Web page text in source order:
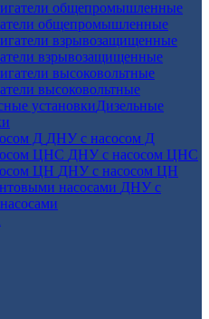
общепромышленные
взрывозащищенные
высоковольтные
Дизельные
ДНУ с насосом Д
ДНУ с насосом ЦНС
ДНУ с насосом ЦН
ДНУ с